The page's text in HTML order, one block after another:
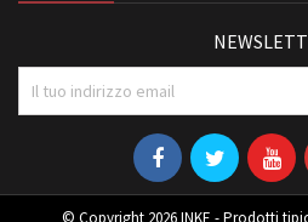
© Copyright 2026 INKE - Prodotti